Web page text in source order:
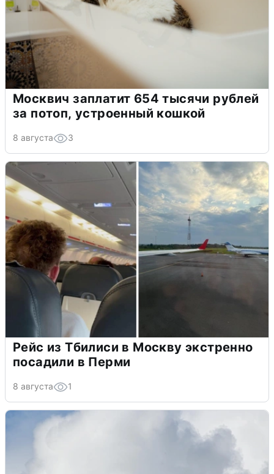
Москвич заплатит 654 тысячи рублей
за потоп, устроенный кошкой
8 августа 3
Рейс из Тбилиси в Москву экстренно
посадили в Перми
8 августа 1